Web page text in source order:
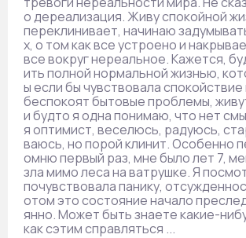
о дереализация. Живу спокойной
переклинивает, начинаю
х, о том как все устроено и
все вокруг нереальное. Кажется,
ить полной нормальной жизнью,
ы если бы чувствовала спокойствие
беспокоят бытовые проблемы,
и будто я одна понимаю, что нет
я оптимист, веселюсь, радуюсь,
ваюсь, но порой клинит. Особенно
омню первый раз, мне было лет 7,
зла мимо леса на ватрушке. Я
почувствовала панику,
отом это состояние начало
янно. Может быть знаете какие-
как сэтим справляться ...